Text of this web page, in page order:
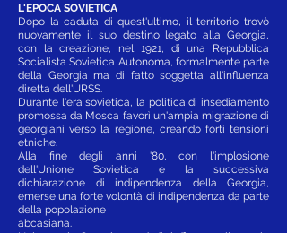
L'EPOCA SOVIETICA
Dopo la caduta di quest'ultimo, il territorio trovò
nuovamente il suo destino legato alla Georgia,
con la creazione, nel 1921, di una Repubblica
Socialista Sovietica Autonoma, formalmente parte
della Georgia ma di fatto soggetta all'influenza
diretta dell'URSS.
Durante l'era sovietica, la politica di insediamento
promossa da Mosca favorì un'ampia migrazione di
georgiani verso la regione, creando forti tensioni
etniche.
Alla fine degli anni '80, con l'implosione
dell'Unione Sovietica e la successiva
dichiarazione di indipendenza della Georgia,
emerse una forte volontà di indipendenza da parte
della popolazione
abcasiana.